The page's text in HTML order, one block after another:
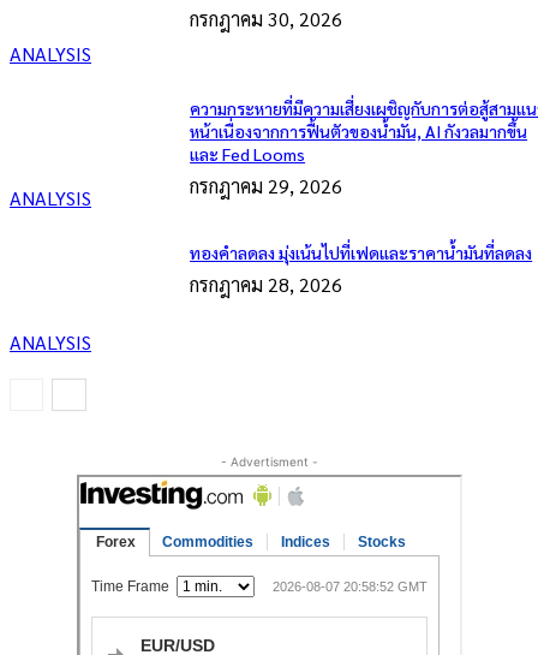
ANALYSIS
กรกฎาคม 30, 2026
ANALYSIS
ความกระหายที่มีความเสี่ยงเผชิญกับการต่อสู้สามแ
หน้าเนื่องจากการฟื้นตัวของน้ำมัน, AI กังวลมากขึ้น
และ Fed Looms
กรกฎาคม 29, 2026
ANALYSIS
ทองคำลดลง มุ่งเน้นไปที่เฟดและราคาน้ำมันที่ลดลง
กรกฎาคม 28, 2026
- Advertisment -